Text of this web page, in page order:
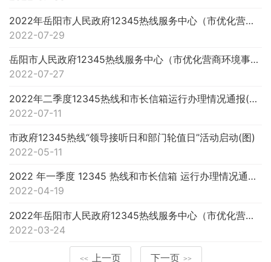
2022年岳阳市人民政府12345热线服务中心（市优化营商环境事务中心）第二次公开选调工作人员笔试成绩、排名和...
2022-07-29
岳阳市人民政府12345热线服务中心（市优化营商环境事务中心）2022年第二次公开选调工作人员笔试公告
2022-07-27
2022年二季度12345热线和市长信箱运行办理情况通报(图)
2022-07-11
市政府12345热线“领导接听日和部门轮值日”活动启动(图)
2022-05-11
2022 年一季度 12345 热线和市长信箱 运行办理情况通报(图)
2022-04-19
2022年岳阳市人民政府12345热线服务中心（市优化营商环境事务中心）公开选调工作人员拟选调对象名单公示
2022-03-24
<< 上一页 下一页 >>